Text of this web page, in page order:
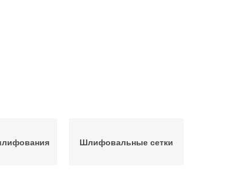
Шлифовальные сетки